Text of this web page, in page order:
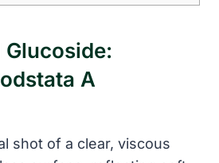
Glucoside:
A